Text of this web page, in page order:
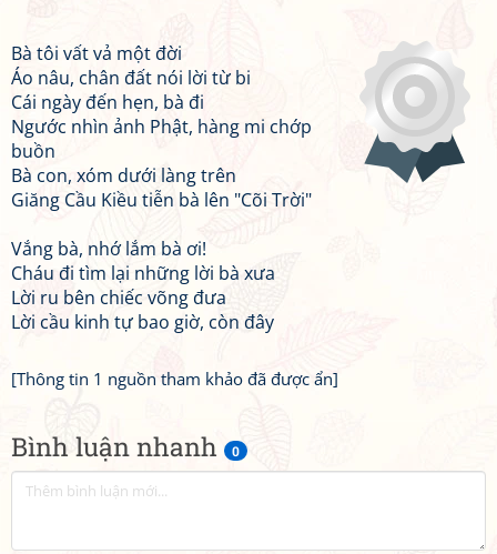
Bình luận nhanh 0
Bà tôi vất vả một đời
Áo nâu, chân đất nói lời từ bi
Cái ngày đến hẹn, bà đi
Ngước nhìn ảnh Phật, hàng mi chớp
buồn
Bà con, xóm dưới làng trên
Giăng Cầu Kiều tiễn bà lên "Cõi Trời"
Vắng bà, nhớ lắm bà ơi!
Cháu đi tìm lại những lời bà xưa
Lời ru bên chiếc võng đưa
Lời cầu kinh tự bao giờ, còn đây
[Thông tin 1 nguồn tham khảo đã được ẩn]